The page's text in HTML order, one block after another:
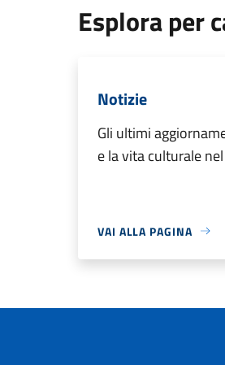
Esplora per
Notizie
Gli ultimi
e la vita culturale
VAI ALLA PAGINA